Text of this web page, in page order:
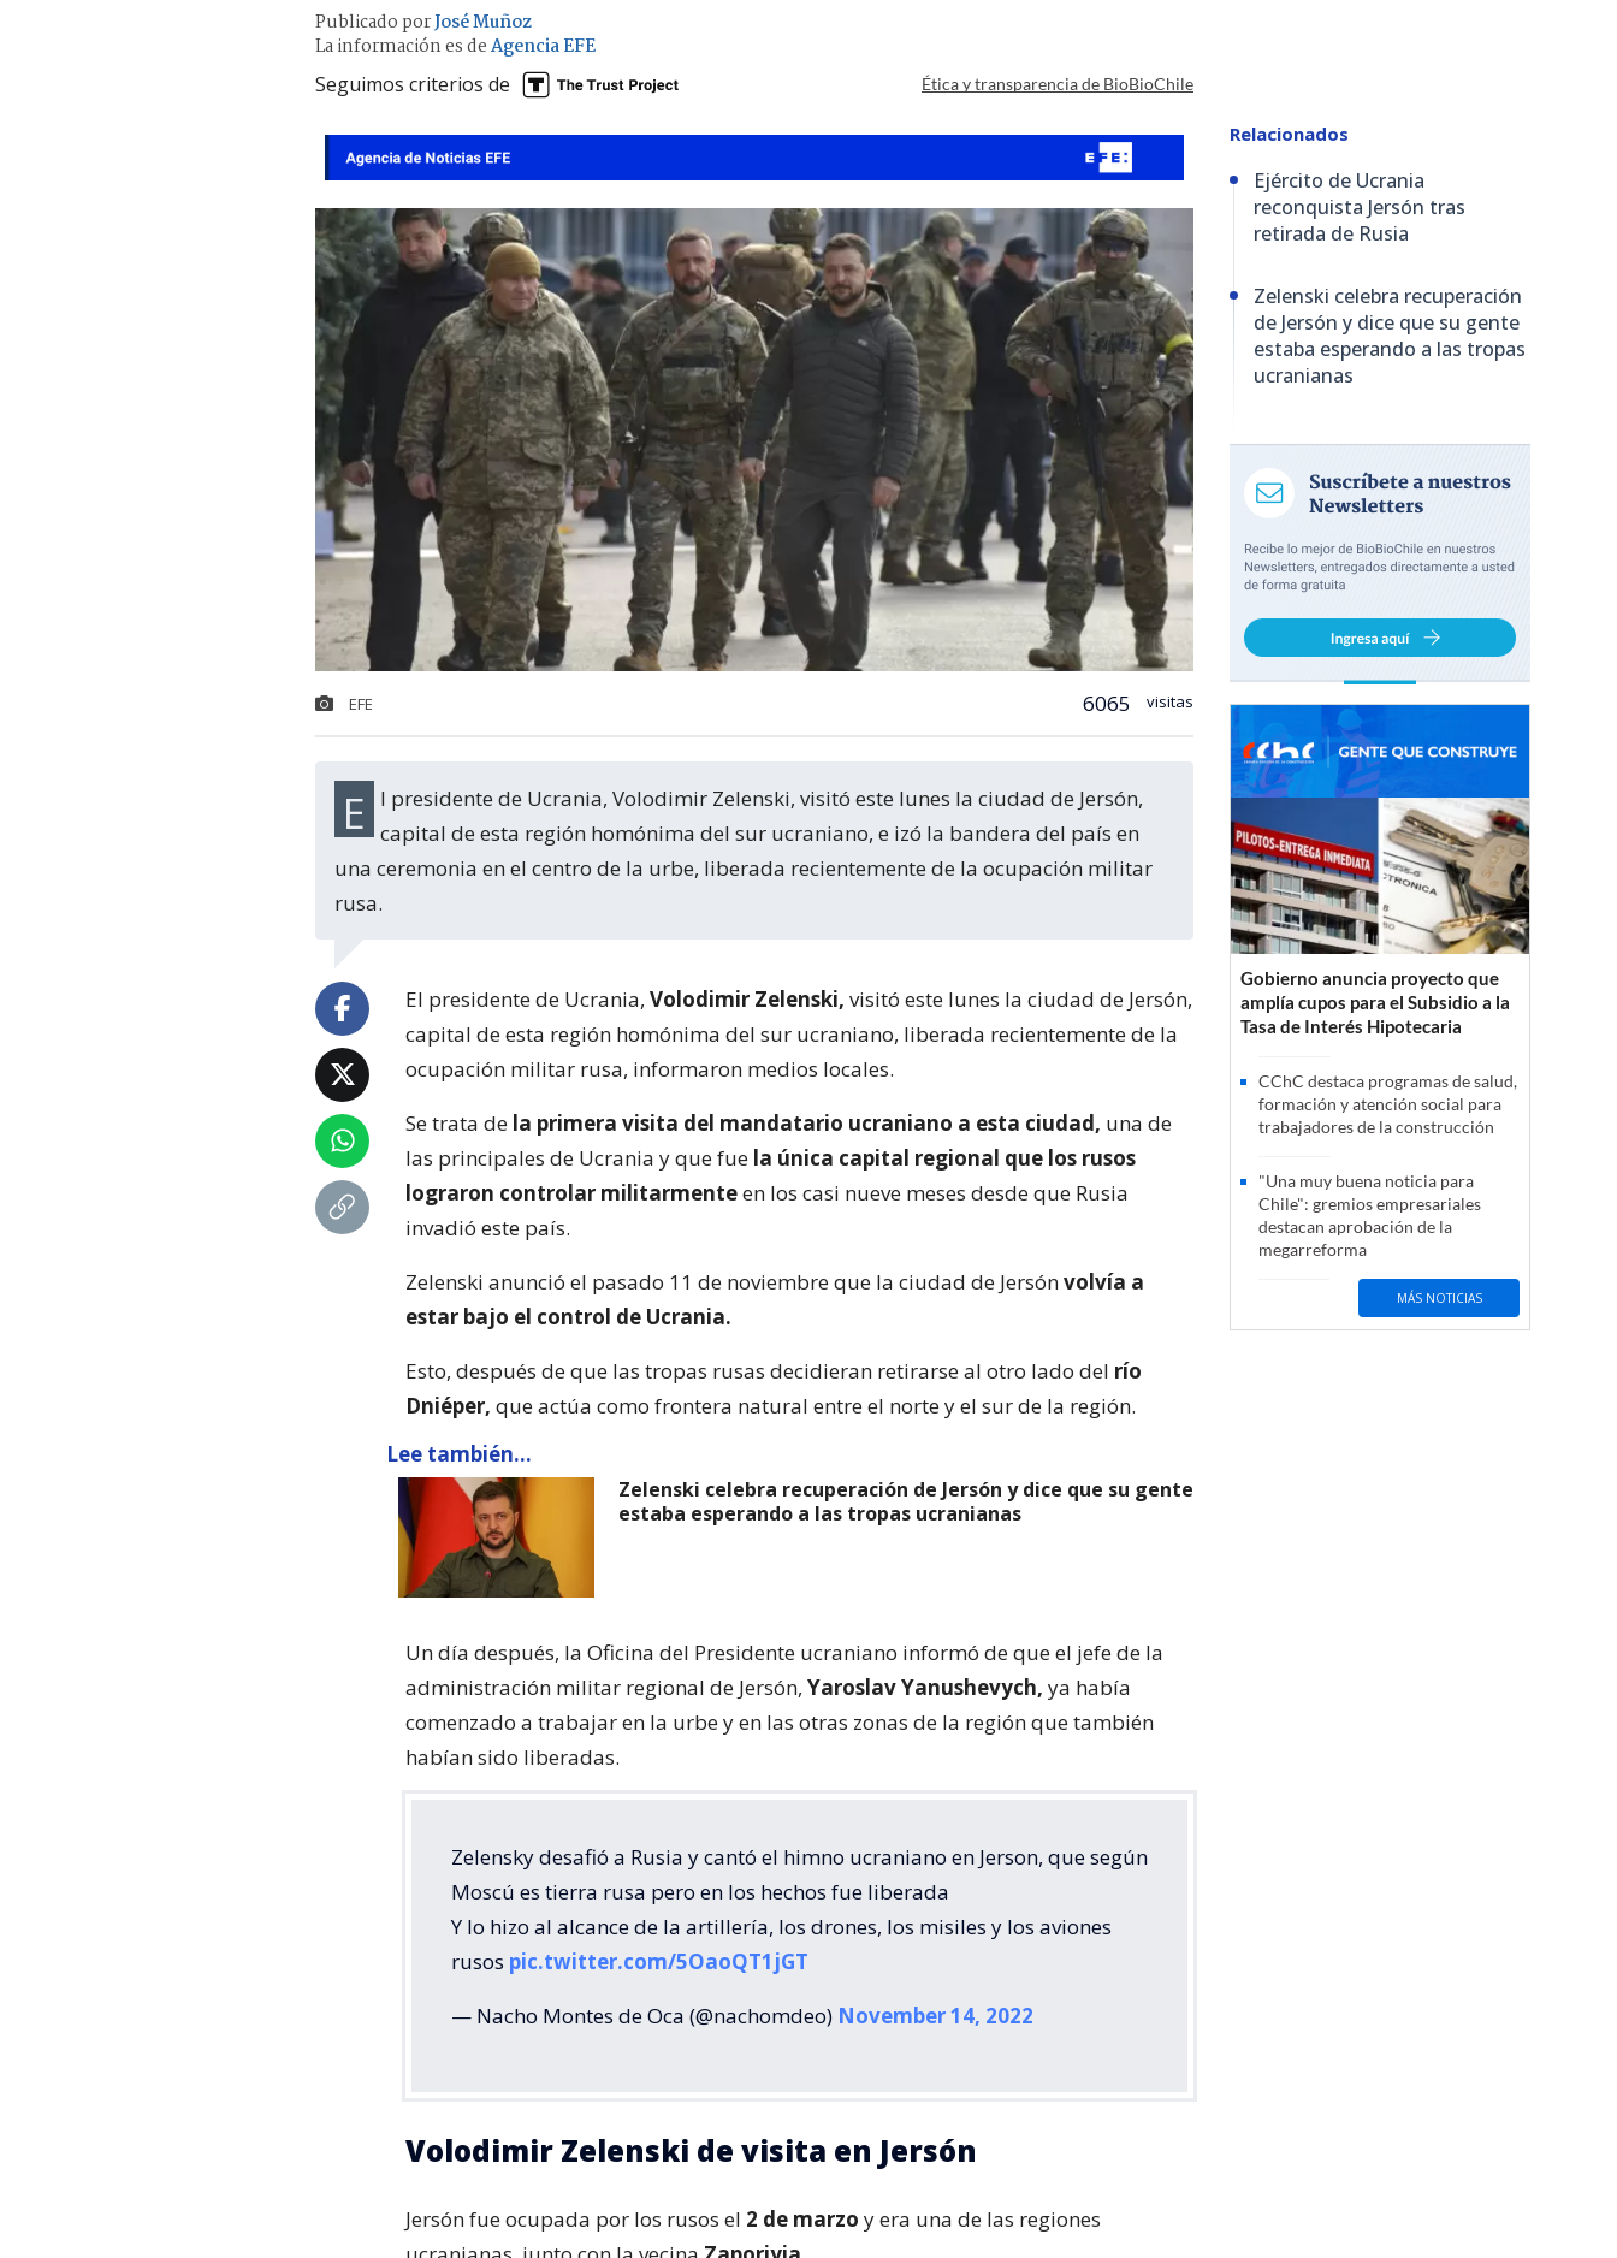
Publicado porJosé Muñoz
La información es deAgencia EFE
Seguimos criterios de Ética y transparencia de BioBioChile
EFE 6065 visitas
El presidente de Ucrania, Volodimir Zelenski, visitó este lunes la ciudad de Jersón,
capital de esta región homónima del sur ucraniano, e izó la bandera del país en
una ceremonia en el centro de la urbe, liberada recientemente de la ocupación militar
rusa.
El presidente de Ucrania, Volodimir Zelenski, visitó este lunes la ciudad de Jersón,
capital de esta región homónima del sur ucraniano, liberada recientemente de la
ocupación militar rusa, informaron medios locales.
Se trata de la primera visita del mandatario ucraniano a esta ciudad, una de
las principales de Ucrania y que fue la única capital regional que los rusos
lograron controlar militarmenteen los casi nueve meses desde que Rusia
invadió este país.
Zelenski anunció el pasado 11 de noviembre que la ciudad de Jersónvolvía a
estar bajo el control de Ucrania.
Esto, después de que las tropas rusas decidieran retirarse al otro lado del río
Dniéper, que actúa como frontera natural entre el norte y el sur de la región.
Lee también...
Zelenski celebra recuperación de Jersón y dice que su gente
estaba esperando a las tropas ucranianas
Un día después, la Oficina del Presidente ucraniano informó de que el jefe de la
administración militar regional de Jersón, Yaroslav Yanushevych, ya había
comenzado a trabajar en la urbe y en las otras zonas de la región que también
habían sido liberadas.
Zelensky desafió a Rusia y cantó el himno ucraniano en Jerson, que según
Moscú es tierra rusa pero en los hechos fue liberada
Y lo hizo al alcance de la artillería, los drones, los misiles y los aviones
rusos pic.twitter.com/5OaoQT1jGT
— Nacho Montes de Oca (@nachomdeo) November 14, 2022
Volodimir Zelenski de visita en Jersón
Jersón fue ocupada por los rusos el 2 de marzo y era una de las regiones
Relacionados
Ejército de Ucrania
reconquista Jersón tras
retirada de Rusia
Zelenski celebra recuperación
de Jersón y dice que su gente
estaba esperando a las tropas
ucranianas
Gobierno anuncia proyecto que
amplía cupos para el Subsidio a la
Tasa de Interés Hipotecaria
CChC destaca programas de salud,
formación y atención social para
trabajadores de la construcción
"Una muy buena noticia para
Chile": gremios empresariales
destacan aprobación de la
megarreforma
MÁS NOTICIAS